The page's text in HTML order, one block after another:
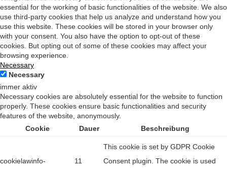
essential for the working of basic functionalities of the website. We also
use third-party cookies that help us analyze and understand how you
use this website. These cookies will be stored in your browser only
with your consent. You also have the option to opt-out of these
cookies. But opting out of some of these cookies may affect your
browsing experience.
Necessary
Necessary
immer aktiv
Necessary cookies are absolutely essential for the website to function
properly. These cookies ensure basic functionalities and security
features of the website, anonymously.
Cookie
Dauer Beschreibung
cookielawinfo-
11
This cookie is set by GDPR Cookie
Consent plugin. The cookie is used